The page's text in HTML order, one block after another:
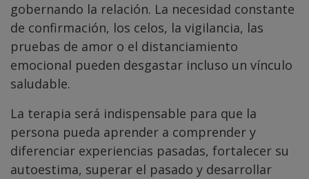
gobernando la relación. La necesidad constante
de confirmación, los celos, la vigilancia, las
pruebas de amor o el distanciamiento
emocional pueden desgastar incluso un vínculo
saludable.
La terapia será indispensable para que la
persona pueda aprender a comprender y
diferenciar experiencias pasadas, fortalecer su
autoestima, superar el pasado y desarrollar